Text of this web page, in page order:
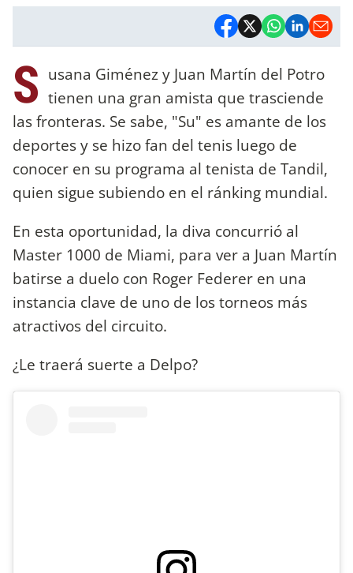
S usana Giménez y Juan Martín del Potro
tienen una gran amista que trasciende
las fronteras. Se sabe, "Su" es amante de los
deportes y se hizo fan del tenis luego de
conocer en su programa al tenista de Tandil,
quien sigue subiendo en el ránking mundial.
En esta oportunidad, la diva concurrió al
Master 1000 de Miami, para ver a Juan Martín
batirse a duelo con Roger Federer en una
instancia clave de uno de los torneos más
atractivos del circuito.
¿Le traerá suerte a Delpo?